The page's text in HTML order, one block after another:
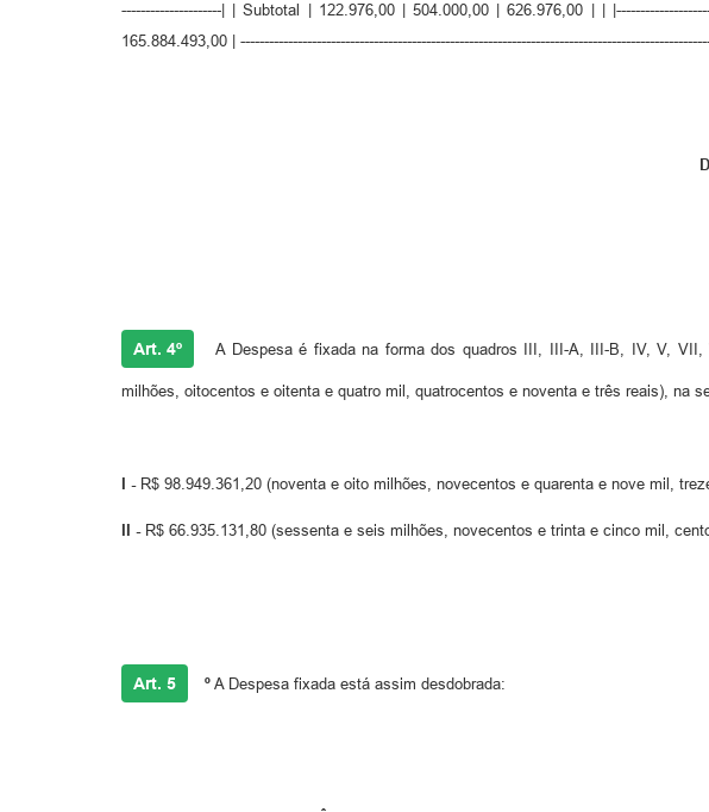
---------------------| | Subtotal | 122.976,00 | 504.000,00 | 626.976,00 | |
165.884.493,00 |
Art. 4º A Despesa é fixada na forma dos quadros III, III-A, III-B, IV, V,
milhões, oitocentos e oitenta e quatro mil, quatrocentos e noventa e três reais), na
I -R$ 98.949.361,20 (noventa e oito milhões, novecentos e quarenta e nove mil,
II -R$ 66.935.131,80 (sessenta e seis milhões, novecentos e trinta e cinco mil,
Art. 5 º A Despesa fixada está assim desdobrada: